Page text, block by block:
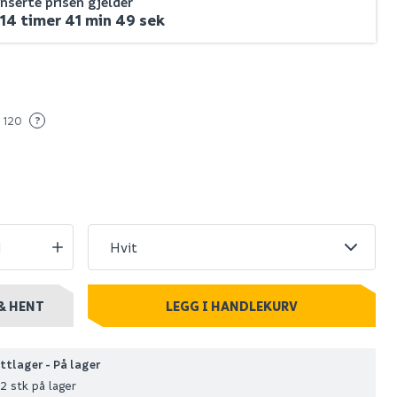
Elfa avdeler for
timer 41 min 48 sek
?
HENT LEGG I HANDLEKURV
- På lager
2 stk på lager